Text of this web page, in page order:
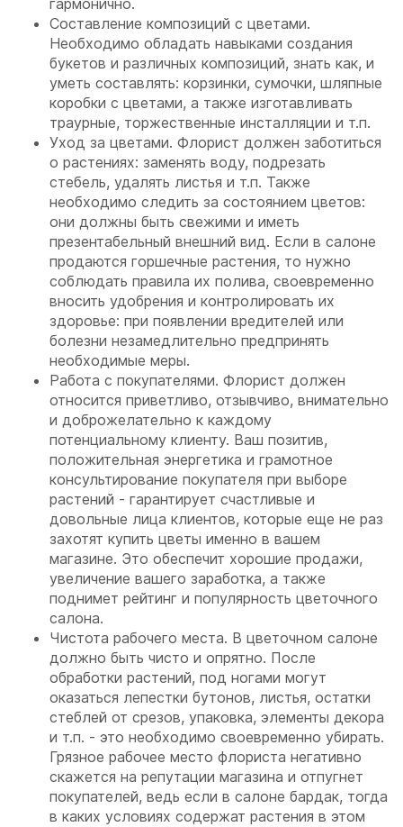
гармонично.
Составление композиций с цветами.
Необходимо обладать навыками создания
букетов и различных композиций, знать как, и
уметь составлять: корзинки, сумочки, шляпные
коробки с цветами, а также изготавливать
траурные, торжественные инсталляции и т.п.
Уход за цветами. Флорист должен заботиться
о растениях: заменять воду, подрезать
стебель, удалять листья и т.п. Также
необходимо следить за состоянием цветов:
они должны быть свежими и иметь
презентабельный внешний вид. Если в салоне
продаются горшечные растения, то нужно
соблюдать правила их полива, своевременно
вносить удобрения и контролировать их
здоровье: при появлении вредителей или
болезни незамедлительно предпринять
необходимые меры.
Работа с покупателями. Флорист должен
относится приветливо, отзывчиво, внимательно
и доброжелательно к каждому
потенциальному клиенту. Ваш позитив,
положительная энергетика и грамотное
консультирование покупателя при выборе
растений - гарантирует счастливые и
довольные лица клиентов, которые еще не раз
захотят купить цветы именно в вашем
магазине. Это обеспечит хорошие продажи,
увеличение вашего заработка, а также
поднимет рейтинг и популярность цветочного
салона.
Чистота рабочего места. В цветочном салоне
должно быть чисто и опрятно. После
обработки растений, под ногами могут
оказаться лепестки бутонов, листья, остатки
стеблей от срезов, упаковка, элементы декора
и т.п. - это необходимо своевременно убирать.
Грязное рабочее место флориста негативно
скажется на репутации магазина и отпугнет
покупателей, ведь если в салоне бардак, тогда
в каких условиях содержат растения в этом